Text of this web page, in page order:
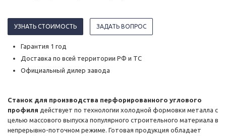
УЗНАТЬ СТОИМОСТЬ ЗАДАТЬ ВОПРОС
Гарантия 1 год
Доставка по всей территории РФ и ТС
Официальный дилер завода
Станок для производства перфорированного углового
профиля действует по технологии холодной формовки металла с
целью массового выпуска популярного строительного материала в
непрерывно-поточном режиме. Готовая продукция обладает